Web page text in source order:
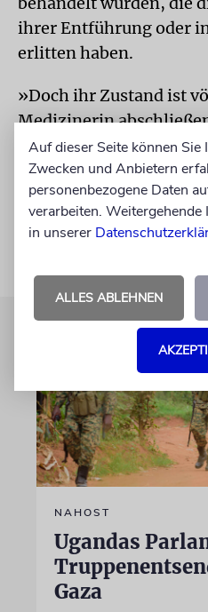
ihrer Entführung oder
erlitten haben.
»Doch ihr Zustand ist
Medizinerin
Antworten auf die
haben, werden wir erst
Geiseln nach Israel
NAHOST
Ugandas
Gaza
Auf dieser Seite können Sie
Zwecken und Anbietern
personenbezogene Daten
verarbeiten.
in unserer
ALLES ABLEHNEN